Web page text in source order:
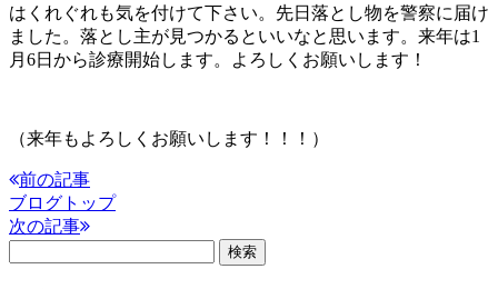
はくれぐれも気を付けて下さい。先日落とし物を警察に届け
ました。落とし主が見つかるといいなと思います。来年は1
月6日から診療開始します。よろしくお願いします！
（来年もよろしくお願いします！！！）
前の記事
ブログトップ
次の記事